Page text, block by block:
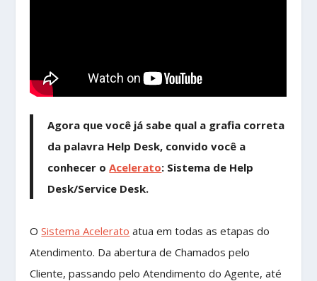
Agora que você já sabe qual a grafia correta
da palavra Help Desk, convido você a
conhecer oAcelerato: Sistema de Help
Desk/Service Desk.
OSistema Acelerato atua em todas as etapas do
Atendimento. Da abertura de Chamados pelo
Cliente, passando pelo Atendimento do Agente, até